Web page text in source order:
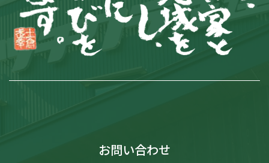
お問い合わせ